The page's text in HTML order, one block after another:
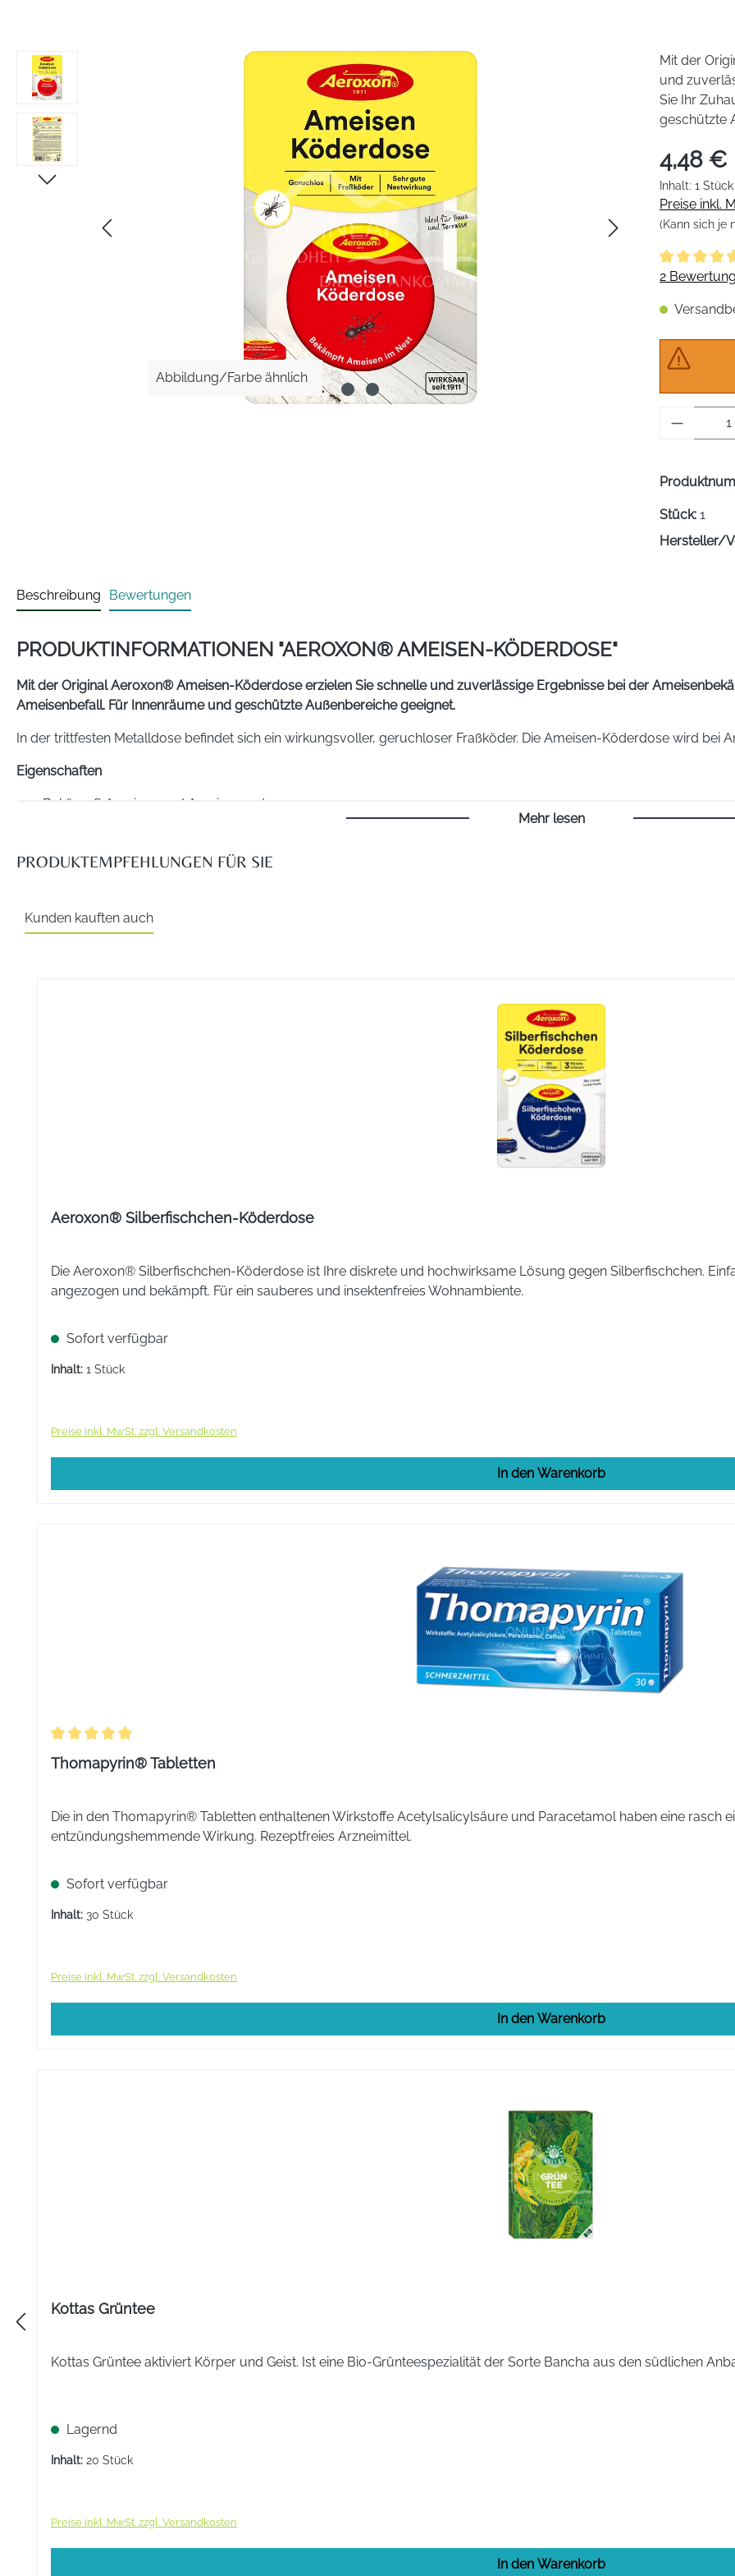
Bildergalerie überspringen
Abbildung/Farbe ähnlich
Mit der
und
Sie Ihr
geschützte
4,48 €
Inhalt: 1 Stück
Preise inkl.
(Kann sich je
2
Stück: 1
Hersteller/
Beschreibung Bewertungen
PRODUKTINFORMATIONEN "AEROXON® AMEISEN-KÖDERDOSE"
Mit der Original Aeroxon® Ameisen-Köderdose erzielen Sie schnelle und zuverlässige Ergebnisse bei der
Ameisenbefall. Für Innenräume und geschützte Außenbereiche geeignet.
In der trittfesten Metalldose befindet sich ein wirkungsvoller, geruchloser Fraßköder. Die Ameisen-Köderdose wird bei
Eigenschaften
Bekämpft Ameisen und Ameisennester
Für alle Räume
Biozidprodukte vorsichtig verwenden. Vor Gebrauch stets Etikett und Produktinformationen lesen.
Die Dose mit einem harten Gegenstand (Münze o.ä.) an beiden seitlichen Markierungen eindrücken.
Die geöffnete Köderdose auf die Laufwege der Ameisen stellen. Wählen Sie einen trockenen Platz aus. An fast
Nach wenigen Tagen ist das Nest ausgestorben.
Wirkstoffe: Spinosad 0,8 mg/g (6,4 mg/Dose).
Mehr lesen
PRODUKTEMPFEHLUNGEN FÜR SIE
Kunden kauften auch
Aeroxon® Silberfischchen-Köderdose
Die Aeroxon® Silberfischchen-Köderdose ist Ihre diskrete und hochwirksame Lösung gegen Silberfischchen.
angezogen und bekämpft. Für ein sauberes und insektenfreies Wohnambiente.
Sofort verfügbar
Inhalt: 1 Stück
Preise inkl. MwSt. zzgl. Versandkosten
In den Warenkorb
Durchschnittliche Bewertung von 5 von 5 Sternen
Thomapyrin® Tabletten
Die in den Thomapyrin® Tabletten enthaltenen Wirkstoffe Acetylsalicylsäure und Paracetamol haben eine rasch
entzündungshemmende Wirkung. Rezeptfreies Arzneimittel.
Sofort verfügbar
Inhalt: 30 Stück
Preise inkl. MwSt. zzgl. Versandkosten
In den Warenkorb
Kottas Grüntee
Kottas Grüntee aktiviert Körper und Geist. Ist eine Bio-Grünteespezialität der Sorte Bancha aus den südlichen
Lagernd
Inhalt: 20 Stück
Preise inkl. MwSt. zzgl. Versandkosten
In den Warenkorb